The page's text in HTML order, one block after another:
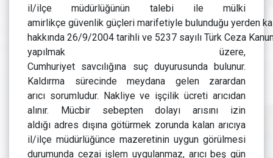
il/ilçe müdürlüğünün talebi ile mülki
amirlikçe güvenlik güçleri marifetiyle bulunduğu yerden
hakkında 26/9/2004 tarihli ve 5237 sayılı Türk Ceza
yapılmak üzere,
Cumhuriyet savcılığına suç duyurusunda bulunur.
Kaldırma sürecinde meydana gelen zarardan
arıcı sorumludur. Nakliye ve işçilik ücreti arıcıdan
alınır. Mücbir sebepten dolayı arısını izin
aldığı adres dışına götürmek zorunda kalan arıcıya
il/ilçe müdürlüğünce mazeretinin uygun görülmesi
durumunda cezai işlem uygulanmaz, arıcı beş gün